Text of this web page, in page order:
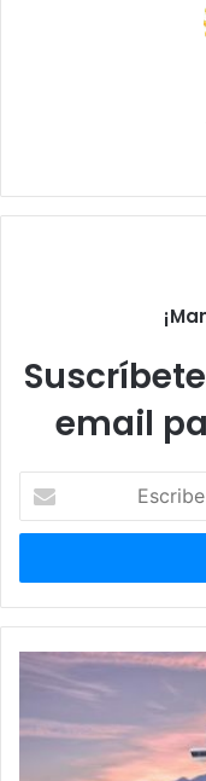
email
correo